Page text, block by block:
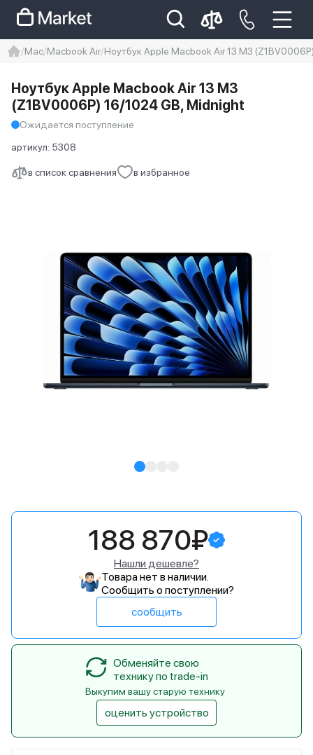
Iphone 14 pro max
айфон 14
Mac Macbook Air Ноутбук Apple Macbook Air 13 M3
в список сравнения в избранное
Ноутбук Apple Macbook Air 13 M3
(Z1BV0006P) 16/1024 GB, Midnight
Ожидается поступление
артикул: 5308
188 870₽
Нашли дешевле?
Товара нет в наличии.
Сообщить о поступлении?
сообщить
Обменяйте свою
технику по trade-in
Выкупим вашу старую технику
оценить устройство